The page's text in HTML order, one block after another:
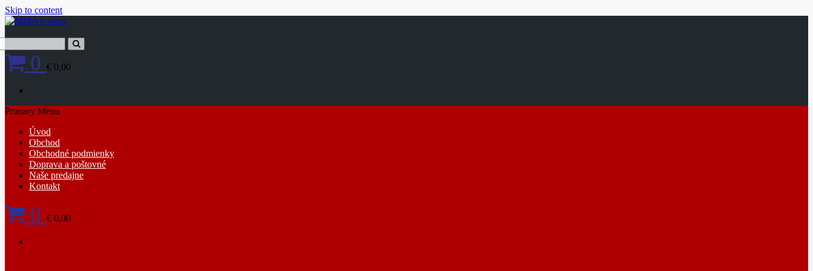
Skip to content
0 € 0,00
Primary Menu
Úvod
Obchod
Obchodné podmienky
Doprava a poštovné
Naše predajne
Kontakt
0 € 0,00